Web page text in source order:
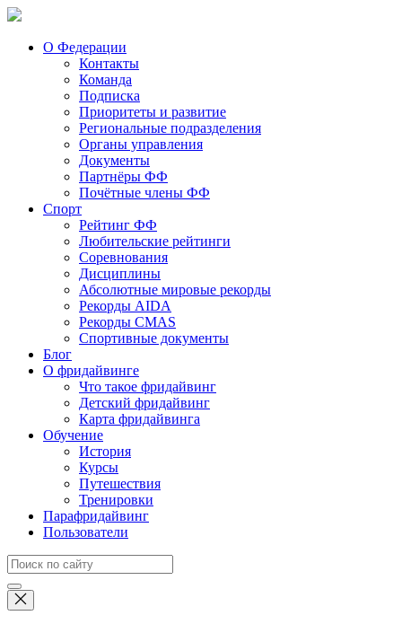
О Федерации
Контакты
Команда
Подписка
Приоритеты и развитие
Региональные подразделения
Органы управления
Документы
Партнёры ФФ
Почётные члены ФФ
Спорт
Рейтинг ФФ
Любительские рейтинги
Соревнования
Дисциплины
Абсолютные мировые рекорды
Рекорды AIDA
Рекорды CMAS
Спортивные документы
Блог
О фридайвинге
Что такое фридайвинг
Детский фридайвинг
Карта фридайвинга
Обучение
История
Курсы
Путешествия
Тренировки
Парафридайвинг
Пользователи